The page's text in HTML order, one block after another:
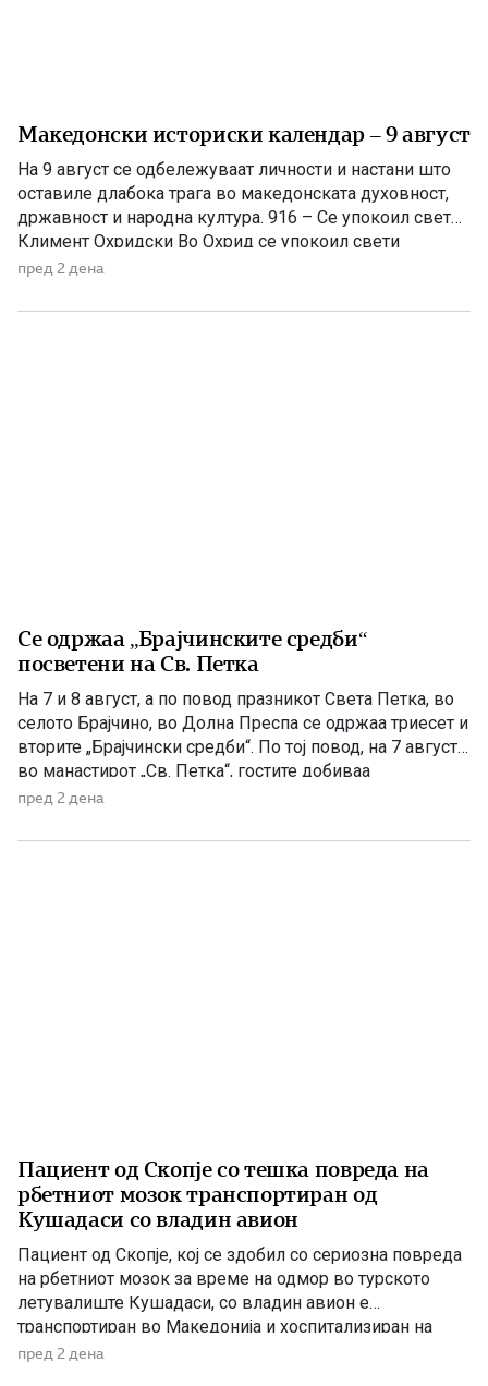
Македонски историски календар – 9 август
На 9 август се одбележуваат личности и настани што
оставиле длабока трага во македонската духовност,
државност и народна култура. 916 – Се упокоил свети
Климент Охридски Во Охрид се упокоил свети
Климент Охридски, еден од најзначајните ученици на
Охридската книжевна школа и патрон на
пред 2 дена
Се одржаа „Брајчинските средби“
посветени на Св. Петка
На 7 и 8 август, а по повод празникот Света Петка, во
селото Брајчино, во Долна Преспа се одржаа триесет и
вторите „Брајчински средби“. По тој повод, на 7 август,
во манастирот „Св. Петка“, гостите добиваа
манастирско гравче, а на 08 август ја прославија
забавуваше групата „Фонтара“ […]
пред 2 дена
Пациент од Скопје со тешка повреда на
рбетниот мозок транспортиран од
Кушадаси со владин авион
Пациент од Скопје, кој се здобил со сериозна повреда
на рбетниот мозок за време на одмор во турското
летувалиште Кушадаси, со владин авион е
транспортиран во Македонија и хоспитализиран на
Универзитетската клиника за трауматологија,
пред 2 дена